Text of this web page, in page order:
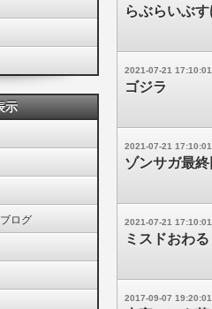
らぶらいぶ
2021-07-21 17:10:01
ゴジラ
2021-07-21 17:10:01
ゾンサガ最終
2021-07-21 17:10:01
ミスドおわる
2017-09-07 19:20:01
示
ログ